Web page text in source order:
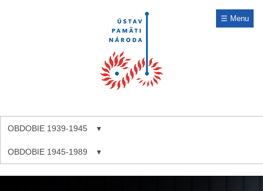
☰ Menu
OBDOBIE 1939-1945
OBDOBIE 1945-1989